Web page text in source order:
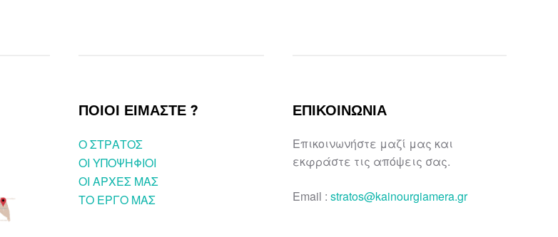
ΠΟΙΟΙ ΕΙΜΑΣΤΕ ?
O ΣΤΡΑΤΟΣ
ΟΙ ΥΠΟΨΗΦΙΟΙ
OI ΑΡΧΕΣ ΜΑΣ
ΤΟ ΕΡΓΟ ΜΑΣ
ΕΠΙΚΟΙΝΩΝΙΑ
Επικοινωνήστε μαζί μας και
εκφράστε τις απόψεις σας.
Email : stratos@kainourgiamera.gr